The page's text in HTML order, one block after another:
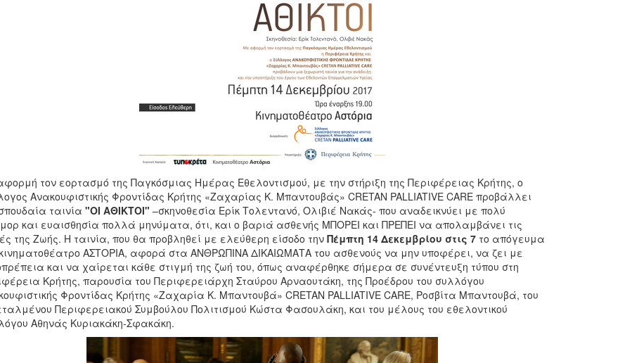
τον εορτασμό της Παγκόσμιας Ημέρας Εθελοντισμού, με την στήριξη της Περιφέρειας Κρήτης, ο
Ανακουφιστικής Φροντίδας Κρήτης «Ζαχαρίας Κ. Μπαντουβάς» CRETAN PALLIATIVE CARE προβάλλει
ταινία "ΟΙ ΑΘΙΚΤΟΙ" –σκηνοθεσία Ερίκ Τολεντανό, Ολιβιέ Νακάς- που αναδεικνύει με πολύ
και ευαισθησία πολλά μηνύματα, ότι, και ο βαριά ασθενής ΜΠΟΡΕΙ και ΠΡΕΠΕΙ να απολαμβάνει τις
της Ζωής. Η ταινία, που θα προβληθεί με ελεύθερη είσοδο τηνΠέμπτη 14 Δεκεμβρίου στις 7 το απόγευμα
ΑΣΤΟΡΙΑ, αφορά στα ΑΝΘΡΩΠΙΝΑ ΔΙΚΑΙΩΜΑΤΑ του ασθενούς να μην υποφέρει, να ζει με
και να χαίρεται κάθε στιγμή της ζωή του, όπως αναφέρθηκε σήμερα σε συνέντευξη τύπου στη
Κρήτης, παρουσία του Περιφερειάρχη Σταύρου Αρναουτάκη, της Προέδρου του συλλόγου
Φροντίδας Κρήτης «Ζαχαρία Κ. Μπαντουβά» CRETAN PALLIATIVE CARE, Ροσβίτα Μπαντουβά, του
Περιφερειακού Συμβούλου Πολιτισμού Κώστα Φασουλάκη, και του μέλους του εθελοντικού
Αθηνάς Κυριακάκη-Σφακάκη.